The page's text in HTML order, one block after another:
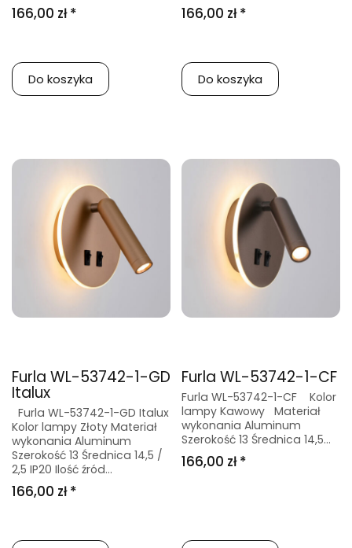
166,00 zł *
Do koszyka
166,00 zł *
Do koszyka
Furla WL-53742-1-GD
Italux
Furla WL-53742-1-GD Italux
Kolor lampy Złoty Materiał
wykonania Aluminum
Szerokość 13 Średnica 14,5 /
2,5 IP20 Ilość źród...
166,00 zł *
Furla WL-53742-1-CF
Furla WL-53742-1-CF Kolor
lampy Kawowy Materiał
wykonania Aluminum
Szerokość 13 Średnica 14,5...
166,00 zł *